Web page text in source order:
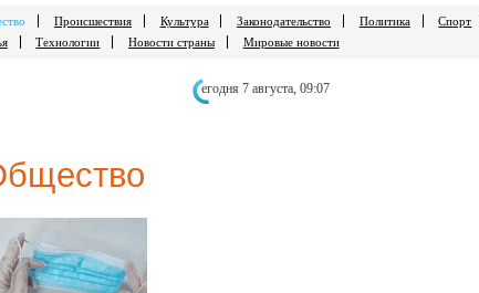
Происшествия Культура Законодательство Политика Спорт
Технологии Новости страны Мировые новости
егодня 7 августа, 09:07